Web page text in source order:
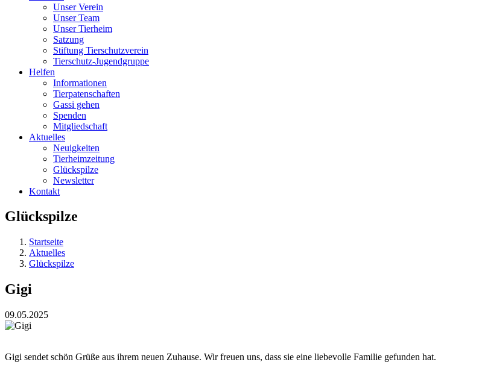
Unser Verein
Unser Team
Unser Tierheim
Satzung
Stiftung Tierschutzverein
Tierschutz-Jugendgruppe
Helfen
Informationen
Tierpatenschaften
Gassi gehen
Spenden
Mitgliedschaft
Aktuelles
Neuigkeiten
Tierheimzeitung
Glückspilze
Newsletter
Kontakt
Glückspilze
Startseite
Aktuelles
Glückspilze
Gigi
09.05.2025
Gigi sendet schön Grüße aus ihrem neuen Zuhause. Wir freuen uns, dass sie eine liebevolle Familie gefunden hat.